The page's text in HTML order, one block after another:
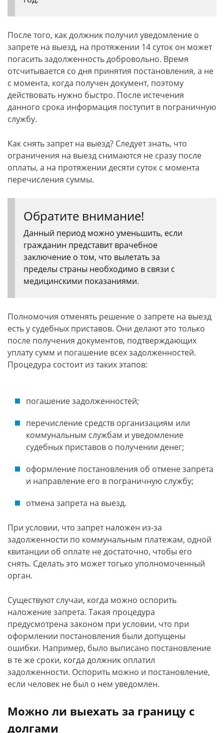
После того, как должник получил уведомление о
запрете на выезд, на протяжении 14 суток он может
погасить задолженность добровольно. Время
отсчитывается со дня принятия постановления, а не
с момента, когда получен документ, поэтому
действовать нужно быстро. После истечения
данного срока информация поступит в пограничную
службу.
Как снять запрет на выезд? Следует знать, что
ограничения на выезд снимаются не сразу после
оплаты, а на протяжении десяти суток с момента
перечисления суммы.
Обратите внимание!
Данный период можно уменьшить, если
гражданин представит врачебное
заключение о том, что вылетать за
пределы страны необходимо в связи с
медицинскими показаниями.
Полномочия отменять решение о запрете на выезд
есть у судебных приставов. Они делают это только
после получения документов, подтверждающих
уплату сумм и погашение всех задолженностей.
Процедура состоит из таких этапов:
погашение задолженностей;
перечисление средств организациям или
коммунальным службам и уведомление
судебных приставов о получении денег;
оформление постановления об отмене запрета
и направление его в пограничную службу;
отмена запрета на выезд.
При условии, что запрет наложен из-за
задолженности по коммунальным платежам, одной
квитанции об оплате не достаточно, чтобы его
снять. Сделать это может тогько уполномоченный
орган.
Существуют случаи, когда можно оспорить
наложение запрета. Такая процедура
предусмотрена законом при условии, что при
оформлении постановления были допущены
ошибки. Например, было выписано постановление
в те же сроки, когда должник оплатил
задолженности. Оспорить можно и постановление,
если человек не был о нем уведомлен.
Можно ли выехать за границу с
долгами